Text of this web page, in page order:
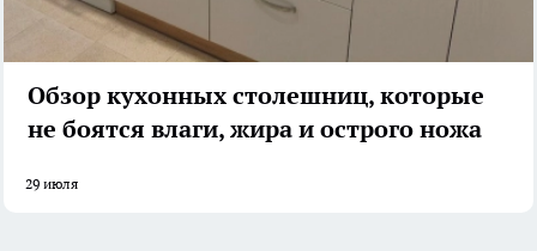
Обзор кухонных столешниц, которые
не боятся влаги, жира и острого ножа
29 июля